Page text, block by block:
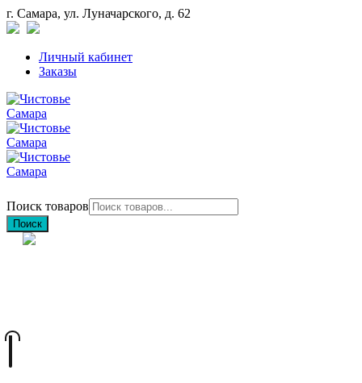
г. Самара, ул. Луначарского, д. 62
Личный кабинет
Заказы
Поиск товаров
Поиск